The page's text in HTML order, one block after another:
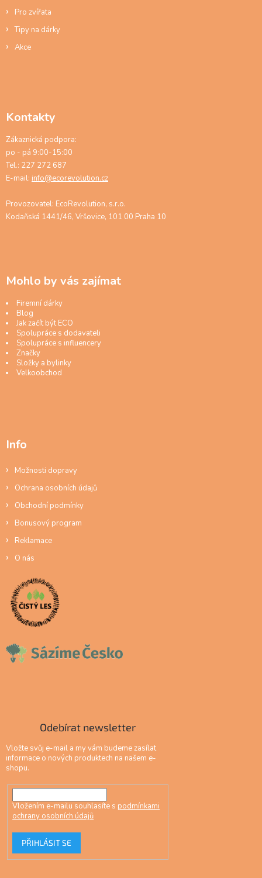
Pro zvířata
Tipy na dárky
Akce
Kontakty
Zákaznická podpora:
po - pá 9:00-15:00
Tel.: 227 272 687
E-mail: info@ecorevolution.cz
Provozovatel: EcoRevolution, s.r.o.
Kodaňská 1441/46, Vršovice, 101 00 Praha 10
Mohlo by vás zajímat
Firemní dárky
Blog
Jak začít být ECO
Spolupráce s dodavateli
Spolupráce s influencery
Značky
Složky a bylinky
Velkoobchod
Info
Možnosti dopravy
Ochrana osobních údajů
Obchodní podmínky
Bonusový program
Reklamace
O nás
Odebírat newsletter
Vložte svůj e-mail a my vám budeme zasílat
informace o nových produktech na našem e-
shopu.
Vložením e-mailu souhlasíte s podmínkami
ochrany osobních údajů
PŘIHLÁSIT SE